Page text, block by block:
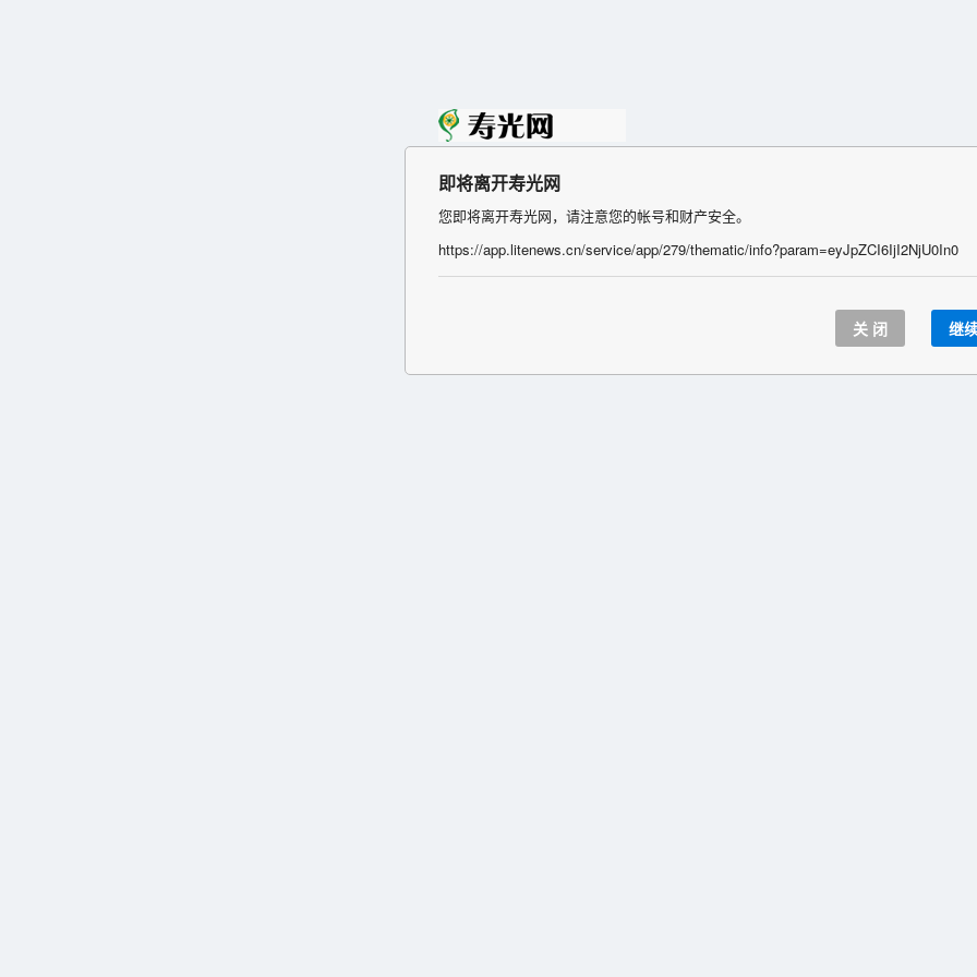
即将离开寿光网
您即将离开寿光网，请注意您的帐号和财产安全。
https://app.litenews.cn/service/app/279/thematic/info?param=eyJpZCI6IjI2NjU0In0
关 闭 继